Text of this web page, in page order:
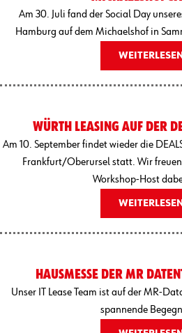
Am 30. Juli fand der Social Day
Hamburg auf dem Michaelshof in
WÜRTH LEASING AUF DER
Am 10. September findet wieder die
Frankfurt/Oberursel statt. Wir
Workshop-Host
HAUSMESSE DER MR
Unser IT Lease Team ist auf der MR-
spannende